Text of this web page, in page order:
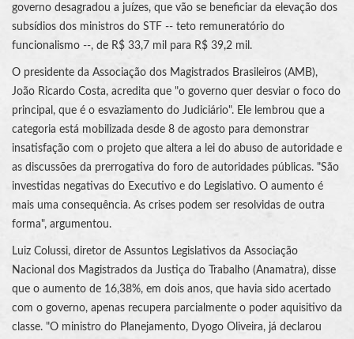
governo desagradou a juízes, que vão se beneficiar da elevação dos
subsídios dos ministros do STF -- teto remuneratório do
funcionalismo --, de R$ 33,7 mil para R$ 39,2 mil.
O presidente da Associação dos Magistrados Brasileiros (AMB),
João Ricardo Costa, acredita que "o governo quer desviar o foco do
principal, que é o esvaziamento do Judiciário". Ele lembrou que a
categoria está mobilizada desde 8 de agosto para demonstrar
insatisfação com o projeto que altera a lei do abuso de autoridade e
as discussões da prerrogativa do foro de autoridades públicas. "São
investidas negativas do Executivo e do Legislativo. O aumento é
mais uma consequência. As crises podem ser resolvidas de outra
forma", argumentou.
Luiz Colussi, diretor de Assuntos Legislativos da Associação
Nacional dos Magistrados da Justiça do Trabalho (Anamatra), disse
que o aumento de 16,38%, em dois anos, que havia sido acertado
com o governo, apenas recupera parcialmente o poder aquisitivo da
classe. "O ministro do Planejamento, Dyogo Oliveira, já declarou